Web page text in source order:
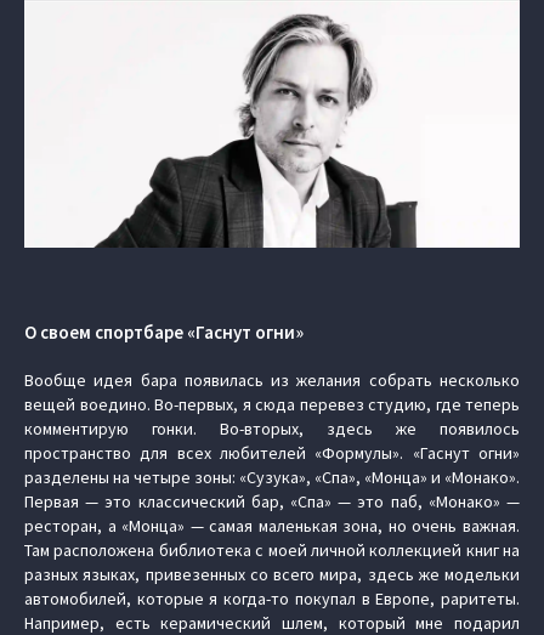
О своем спортбаре «Гаснут огни»
Вообще идея бара появилась из желания собрать несколько
вещей воедино. Во-первых, я сюда перевез студию, где теперь
комментирую гонки. Во-вторых, здесь же появилось
пространство для всех любителей «Формулы». «Гаснут огни»
разделены на четыре зоны: «Сузука», «Спа», «Монца» и «Монако».
Первая — это классический бар, «Спа» — это паб, «Монако» —
ресторан, а «Монца» — самая маленькая зона, но очень важная.
Там расположена библиотека с моей личной коллекцией книг на
разных языках, привезенных со всего мира, здесь же модельки
автомобилей, которые я когда-то покупал в Европе, раритеты.
Например, есть керамический шлем, который мне подарил